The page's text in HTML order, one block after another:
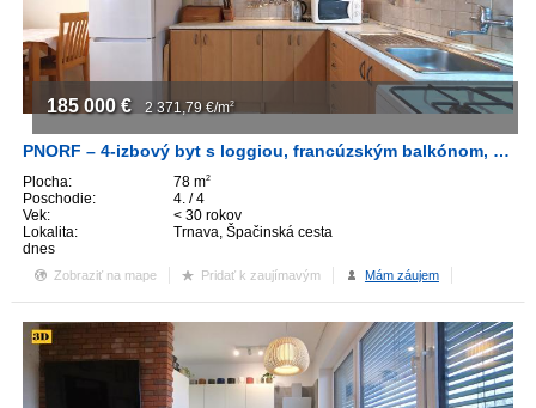
PNORF – 4-izbový byt s loggiou, francúzským balkónom, pivnicou, Špačinská cesta
Plocha: 78 m2
Poschodie:
4. / 4
Vek:
< 30 rokov
Lokalita:
Trnava, Špačinská cesta
dnes
185 000 € 2 371,79 €/m2
Zobraziť na mape Pridať k zaujímavým Mám záujem